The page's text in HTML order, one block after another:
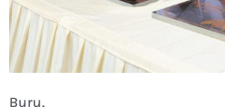
Buru,